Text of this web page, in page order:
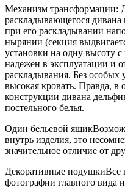
Механизм трансформации:
раскладывающегося
при его раскладывании
нырянии (секция
установки на одну высоту
надежен в эксплуатации и
раскладывания. Без особых
высокая кровать. Правда, в
конструкции дивана
постельного белья.
Один бельевой ящик
внутрь изделия, это
значительное отличие от
Декоративные подушкиВсе
фотографии главного вида